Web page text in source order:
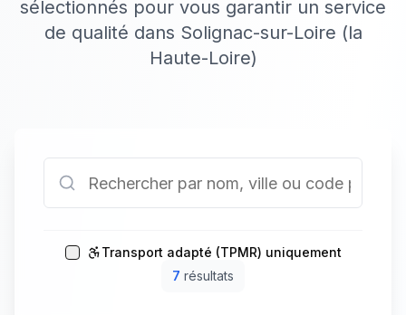
sélectionnés pour vous garantir un service
de qualité dans Solignac-sur-Loire (la
Haute-Loire)
Transport adapté (TPMR) uniquement
7 résultats